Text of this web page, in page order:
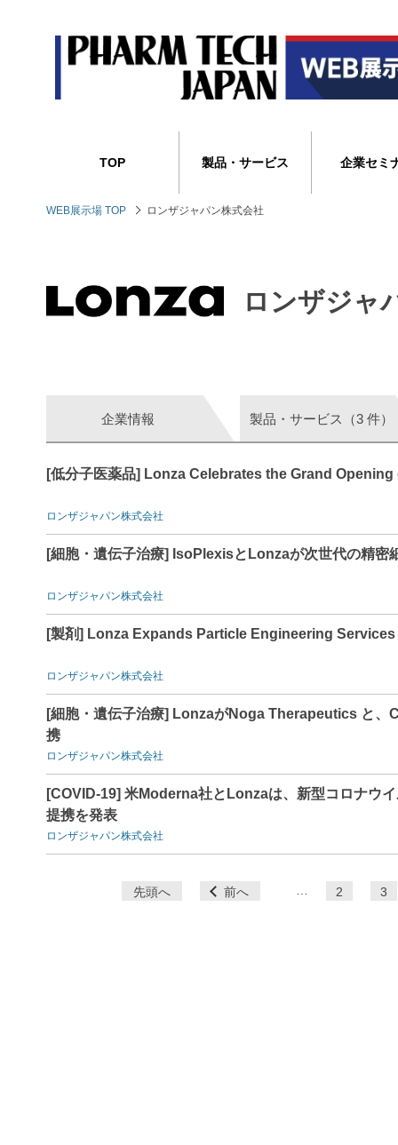
TOP 製品・サービス 企業セミ
WEB展示場 TOP ロンザジャパン株式会社
ロンザジャ
企業情報 製品・サービス（3 件）
[低分子医薬品] Lonza Celebrates the Grand
ロンザジャパン株式会社
[細胞・遺伝子治療] IsoPlexisとLonzaが次世代の精密
ロンザジャパン株式会社
[製剤] Lonza Expands Particle Engineering Services
ロンザジャパン株式会社
[細胞・遺伝子治療] LonzaがNoga Therapeutics と、
携
ロンザジャパン株式会社
[COVID-19] 米Moderna社とLonzaは、新型コロナウ
提携を発表
ロンザジャパン株式会社
先頭へ 前へ 2 3